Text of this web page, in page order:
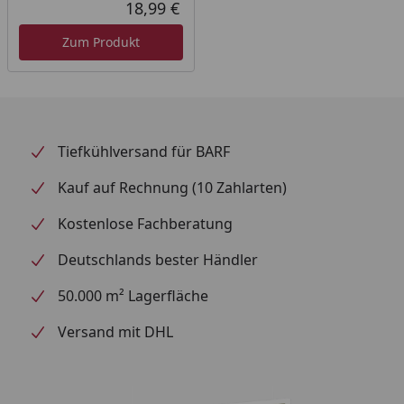
Aktueller Preis
18,99 €
Zum Produkt
Tiefkühlversand für BARF
Kauf auf Rechnung (10 Zahlarten)
Kostenlose Fachberatung
Deutschlands bester Händler
50.000 m² Lagerfläche
Versand mit DHL